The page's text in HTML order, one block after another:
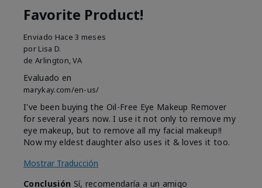
Favorite Product!
Enviado Hace 3 meses
por Lisa D.
de Arlington, VA
Evaluado en
marykay.com/en-us/
I've been buying the Oil-Free Eye Makeup Remover
for several years now. I use it not only to remove my
eye makeup, but to remove all my facial makeup!!
Now my eldest daughter also uses it & loves it too.
Mostrar Traducción
Conclusión Sí, recomendaría a un amigo